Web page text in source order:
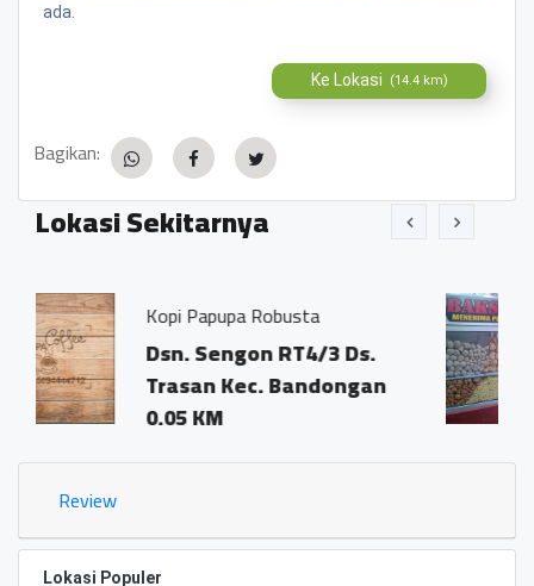
ada.
Ke Lokasi (14.4 km)
Bagikan:
Lokasi Sekitarnya
Robusta
RT4/3 Ds.
Bandongan
Bakso Pak Dios
Dsn. Sengon
Trasan Kec.
0.02 KM
Review
Lokasi Populer